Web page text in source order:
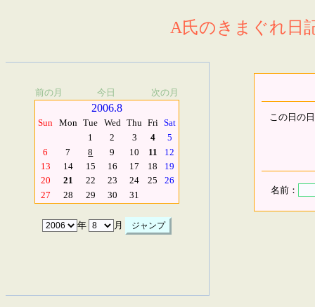
A氏のきまぐれ日
前の月 今日 次の月
2006.8
Sun Mon Tue Wed Thu Fri Sat
1
2 3 4
5
6
7 8 9 10 11
12
13
14 15 16 17 18
19
20
21 22 23 24 25
26
27
28 29 30 31
年 月
この日の
名前：